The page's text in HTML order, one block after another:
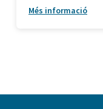
Més informació